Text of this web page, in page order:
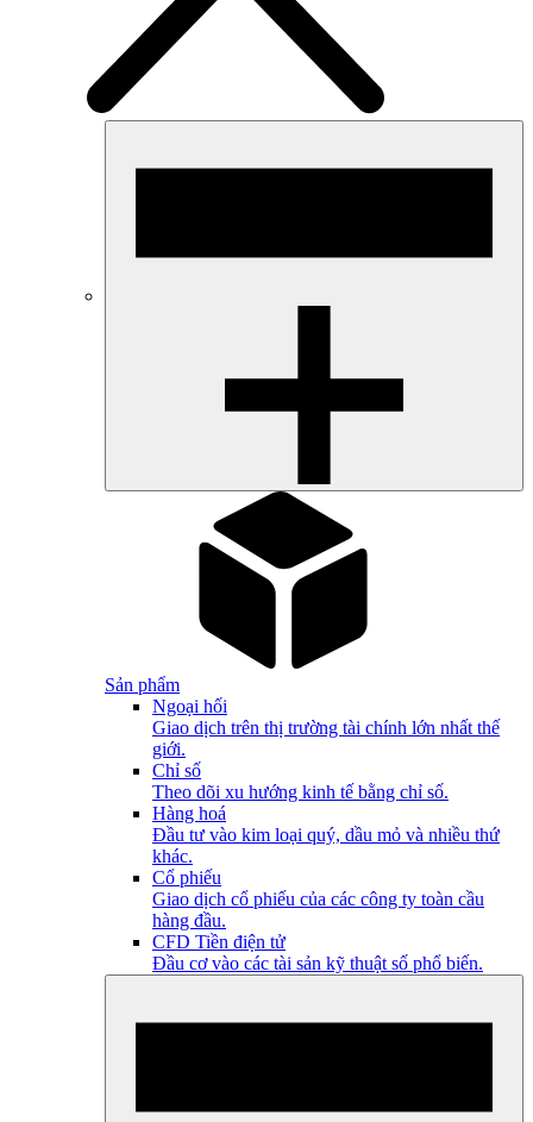
Sản phẩm
Ngoại hối
Giao dịch trên thị trường tài chính lớn nhất thế
giới.
Chỉ số
Theo dõi xu hướng kinh tế bằng chỉ số.
Hàng hoá
Đầu tư vào kim loại quý, dầu mỏ và nhiều thứ
khác.
Cổ phiếu
Giao dịch cổ phiếu của các công ty toàn cầu
hàng đầu.
CFD Tiền điện tử
Đầu cơ vào các tài sản kỹ thuật số phổ biến.